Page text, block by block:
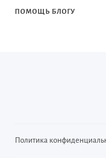
ПОМОЩЬ БЛОГУ
Политика